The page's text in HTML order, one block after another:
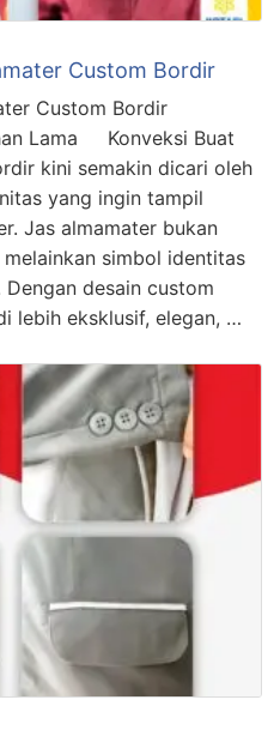
Custom Bordir
Custom Bordir
Lama Konveksi Buat
kini semakin dicari oleh
yang ingin tampil
Jas almamater bukan
simbol identitas
desain custom
lebih eksklusif, elegan, …